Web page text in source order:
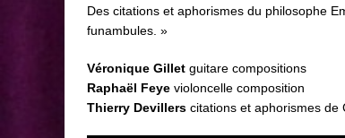
Des citations et aphorismes du philosophe
funambules. »
Véronique Gillet guitare compositions
Raphaël Feye violoncelle composition
Thierry Devillers citations et aphorismes de